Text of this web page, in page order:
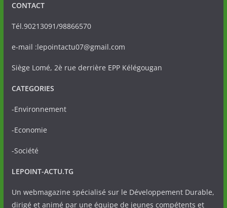
CONTACT
Tél.90213091/98866570
e-mail :lepointactu07@gmail.com
Siège Lomé, 2è rue derrière EPP Kélégougan
CATEGORIES
-Environnement
-Economie
-Société
LEPOINT-ACTU.TG
Un webmagazine spécialisé sur le Développement Durable,
dirigé et animé par une équipe de jeunes compétents et